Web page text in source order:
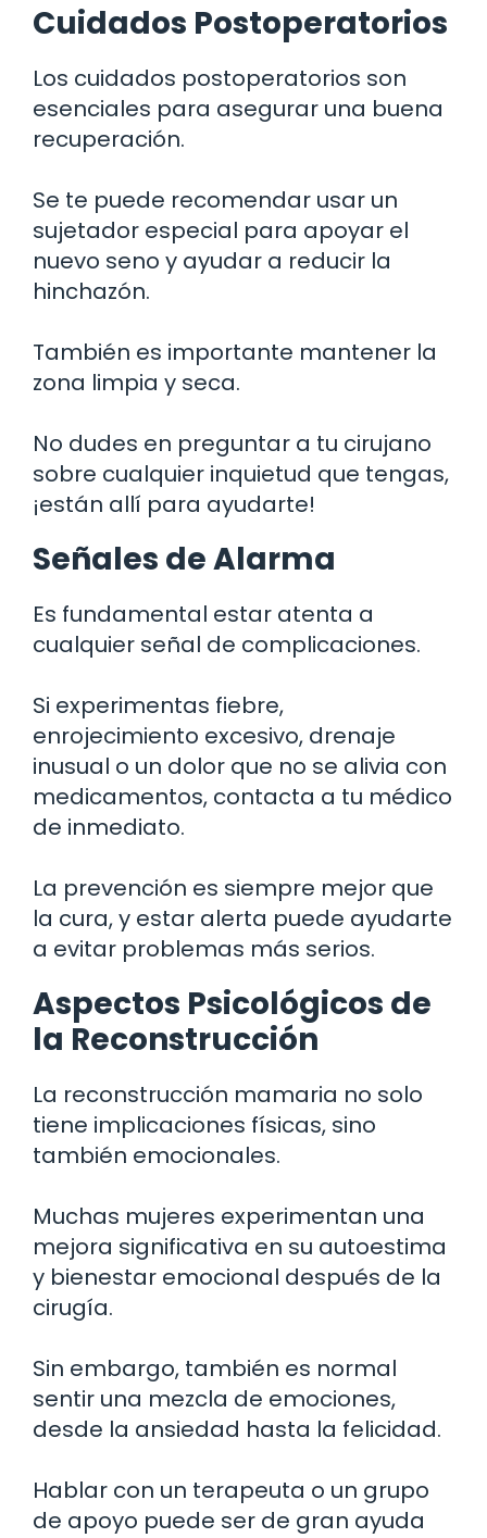
Cuidados Postoperatorios
Los cuidados postoperatorios son
esenciales para asegurar una buena
recuperación.
Se te puede recomendar usar un
sujetador especial para apoyar el
nuevo seno y ayudar a reducir la
hinchazón.
También es importante mantener la
zona limpia y seca.
No dudes en preguntar a tu cirujano
sobre cualquier inquietud que tengas,
¡están allí para ayudarte!
Señales de Alarma
Es fundamental estar atenta a
cualquier señal de complicaciones.
Si experimentas fiebre,
enrojecimiento excesivo, drenaje
inusual o un dolor que no se alivia con
medicamentos, contacta a tu médico
de inmediato.
La prevención es siempre mejor que
la cura, y estar alerta puede ayudarte
a evitar problemas más serios.
Aspectos Psicológicos de
la Reconstrucción
La reconstrucción mamaria no solo
tiene implicaciones físicas, sino
también emocionales.
Muchas mujeres experimentan una
mejora significativa en su autoestima
y bienestar emocional después de la
cirugía.
Sin embargo, también es normal
sentir una mezcla de emociones,
desde la ansiedad hasta la felicidad.
Hablar con un terapeuta o un grupo
de apoyo puede ser de gran ayuda